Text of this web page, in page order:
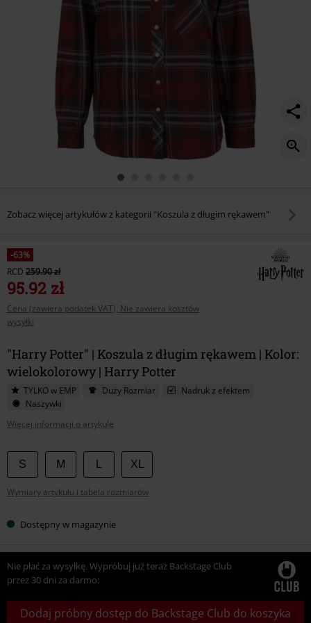
Zobacz więcej artykułów z kategorii "Koszula z długim rękawem"
-63%
RCD 259.90 zł
95.92 zł
Cena (zawiera podatek VAT), Nie zawiera kosztów
wysyłki
"Harry Potter" | Koszula z długim rękawem | Kolor:
wielokolorowy | Harry Potter
TYLKO w EMP Duży Rozmiar
Nadruk z efektem
Naszywki
Więcej informacji o artykule
Wybierz
swój
rozmiar
S M XL
Wymiary artykułu i tabela rozmiarów
Dostępny w magazynie
Nie płać za wysyłkę. Wypróbuj już teraz Backstage Club
przez 30 dni za darmo:
Dodaj próbny dostęp do Backstage Club do koszyka